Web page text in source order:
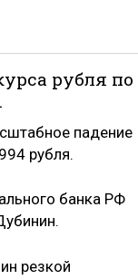
рубля по
падение
рубля.
банка РФ
резкой